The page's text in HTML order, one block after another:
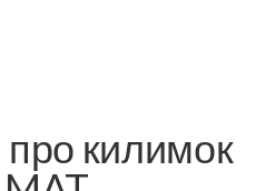
килимок